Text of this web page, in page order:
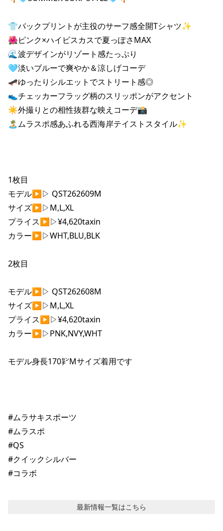
👕バックプリントが主役のサーフ感全開Tシャツ✨
🌺ピンク×ハイビスカスで夏っぽさMAX
🌊波デザインがリゾート感たっぷり
🩵淡いブルーで爽やか＆涼しげコーデ
🛹ゆったりシルエットでストリート感◎
👟チェッカーフラッグ柄のスリッポンがアクセント
☀️外撮りとの相性抜群な映えコーデ📸
🏝️ムラスポ感あふれる西海岸テイストスタイル✨
1枚目
モデル▶︎▷ QST262609M
サイズ▶︎▷M,L,XL
プライス▶︎▷¥4,620taxin
カラー▶︎▷WHT,BLU,BLK
2枚目
モデル▶︎▷ QST262608M
サイズ▶︎▷M,L,XL
プライス▶︎▷¥4,620taxin
カラー▶︎▷PNK,NVY,WHT
モデル身長170㌢Mサイズ着用です
#ムラサキスポーツ
#ムラスポ
#QS
#クイックシルバー
#コラボ
最新情報一覧はこちら